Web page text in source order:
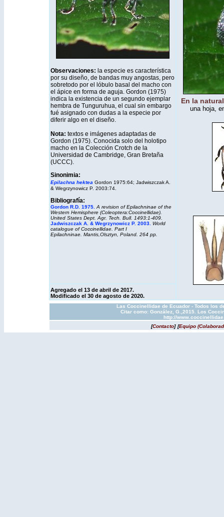
Observaciones: la especie es característica
por su diseño, de bandas muy angostas, pero
sobretodo por el lóbulo basal del macho con
el ápice en forma de aguja. Gordon (1975)
indica la existencia de un segundo ejemplar
hembra de Tunguruhua, el cual sin embargo
fué asignado con dudas a la especie por
diferir algo en el diseño.
Nota: textos e imágenes adaptadas de
Gordon (1975). Conocida solo del holotipo
macho en la Colección Crotch de la
Universidad de Cambridge, Gran Bretaña
(UCCC).
Sinonimia:
Epilachna hektea Gordon 1975:64; Jadwiszczak A.
& Wegrzynowicz P. 2003:74.
Bibliografía:
Gordon R.D. 1975. A revision of Epilachninae of the
Western Hemisphere (Coleoptera:Coccinellidae).
United States Dept. Agr. Tech. Bull. 1493:1-409.
Jadwiszczak A. & Wegrzynowicz P. 2003.
World
catalogue of Coccinellidae. Part I
Epilachninae. Mantis, Olsztyn, Poland. 264 pp.
En la
una hoja,
Agregado el 13 de abril de 2017.
Modificado el 30 de agosto de 2020.
Las Coccinellidae de Ecuador - Todos los
Citar como: González, G.,2015. Los
http://
[Contacto] [Equipo